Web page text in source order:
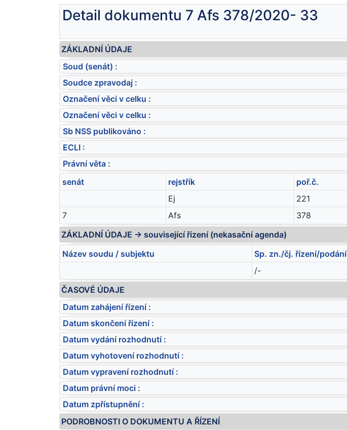
Detail dokumentu 7 Afs 378/2020- 33
ZÁKLADNÍ ÚDAJE
Soud (senát) :
Soudce zpravodaj :
Označení věci v celku :
Označení věci v celku :
Sb NSS publikováno :
ECLI :
Právní věta :
senát
rejstřík poř.č.
Ej
221
7
Afs 378
ZÁKLADNÍ ÚDAJE -> související řízení (nekasační agenda)
Název soudu / subjektu
Sp. zn./čj. řízení/podání
/-
ČASOVÉ ÚDAJE
Datum zahájení řízení :
Datum skončení řízení :
Datum vydání rozhodnutí :
Datum vyhotovení rozhodnutí :
Datum vypravení rozhodnutí :
Datum právní moci :
Datum zpřístupnění :
PODROBNOSTI O DOKUMENTU A ŘÍZENÍ